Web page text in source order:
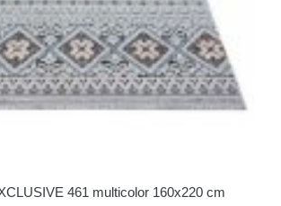
461 multicolor 160x220 cm